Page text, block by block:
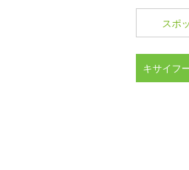
スポ
キサイフ